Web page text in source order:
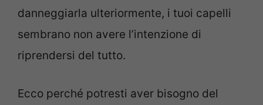
danneggiarla ulteriormente, i tuoi capelli
sembrano non avere l’intenzione di
riprendersi del tutto.
Ecco perché potresti aver bisogno del